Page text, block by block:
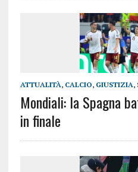
ATTUALITÀ, CALCIO, GIUSTIZIA,
Mondiali: la Spagna
in finale